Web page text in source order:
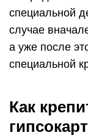
специальной
случае
а уже после
специальной
Как